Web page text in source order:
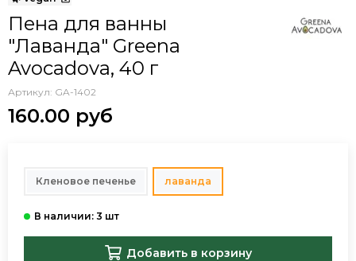
Пена для ванны
"Лаванда" Greena
Avocadova, 40 г
Артикул: GA-1402
160.00 руб
Кленовое печенье лаванда
Добавить в корзину